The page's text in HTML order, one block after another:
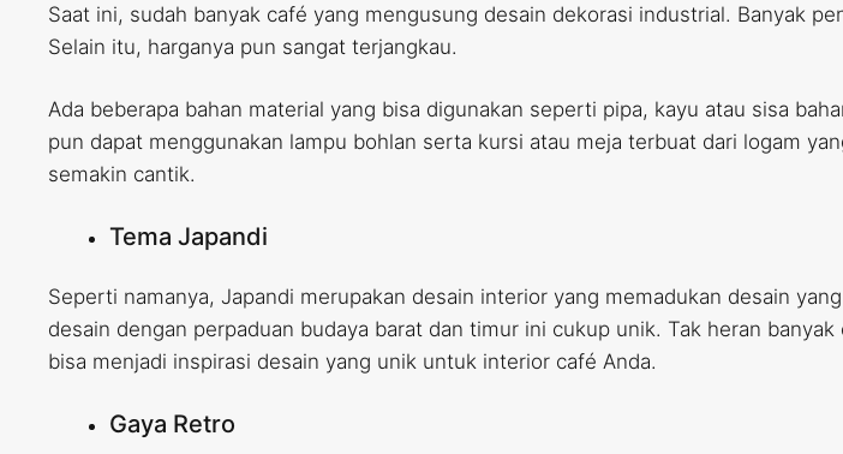
Saat ini, sudah banyak café yang mengusung desain dekorasi industrial. Banyak
Selain itu, harganya pun sangat terjangkau.
Ada beberapa bahan material yang bisa digunakan seperti pipa, kayu atau sisa
pun dapat menggunakan lampu bohlan serta kursi atau meja terbuat dari logam
semakin cantik.
Tema Japandi
Seperti namanya, Japandi merupakan desain interior yang memadukan desain
desain dengan perpaduan budaya barat dan timur ini cukup unik. Tak heran
bisa menjadi inspirasi desain yang unik untuk interior café Anda.
Gaya Retro